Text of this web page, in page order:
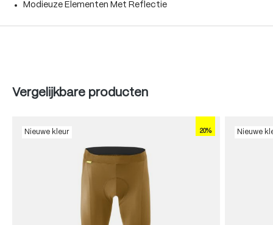
Modieuze Elementen Met Reflectie
Produktgalerie überspringen
Vergelijkbare producten
20%
Nieuwe kleur Nieuwe